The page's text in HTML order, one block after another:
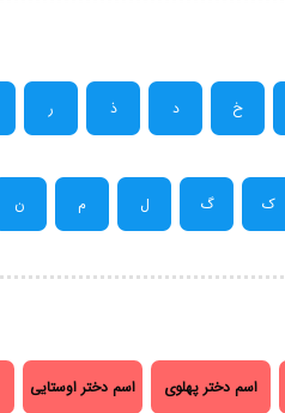
خ د ذ ر
ک گ ل م ن
اسم دختر پهلوی اسم دختر اوستایی